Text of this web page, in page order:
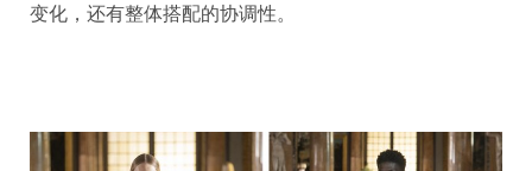
变化，还有整体搭配的协调性。